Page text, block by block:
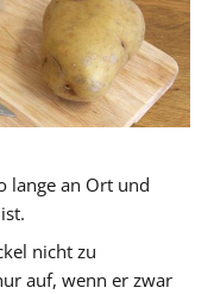
lange an Ort und
nicht zu
auf, wenn er zwar